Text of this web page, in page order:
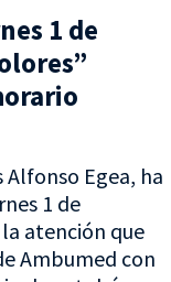
1 de
Egea, ha
1 de
atención que
Ambumed con